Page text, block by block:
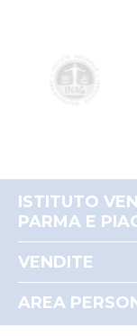
ISTITUTO
PARMA E
Perché
Partecipare alle
VENDITE
Beni mobili
AREA
Il mio profilo